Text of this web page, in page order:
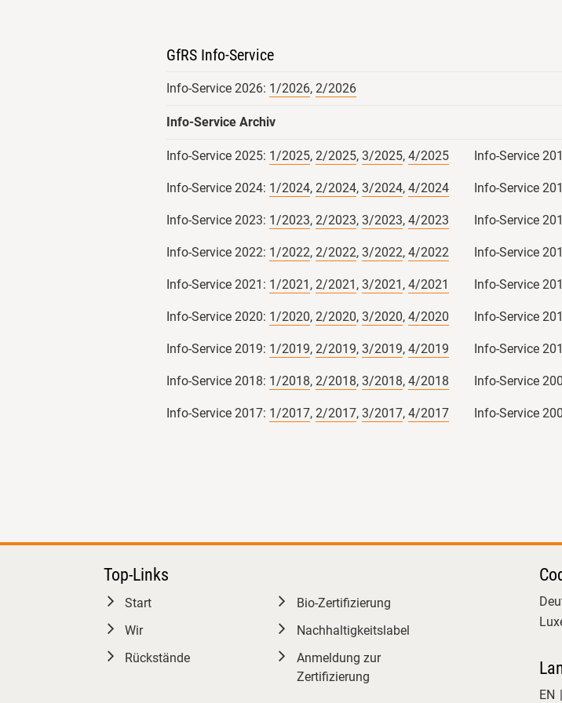
Startschuss für die sechste Auflage
des Basiskurses für Bio-Kontrolle! 🎓
🤝
Liebig-Universität Gießen die 23
Teilnehmerinnen und Teilnehmer
GfRS Info-Service
Info-Service 2026: 1/2026, 2/2026
Info-Service Archiv
Info-Service 2025: 1/2025, 2/2025,3/2025,4/2025
Info-Service 2024: 1/2024, 2/2024,3/2024,4/2024
Info-Service 2023: 1/2023, 2/2023,3/2023,4/2023
Info-Service 2022: 1/2022, 2/2022,3/2022,4/2022
Info-Service 2021: 1/2021 , 2/2021 ,3/2021 ,4/2021
Info-Service 2020: 1/2020, 2/2020,3/2020,4/2020
Info-Service 2019: 1/2019, 2/2019,3/2019,4/2019
Info-Service 2018: 1/2018, 2/2018,3/2018,4/2018
Info-Service 2017: 1/2017, 2/2017,3/2017,4/2017
Info-Service
Info-Service
Info-Service
Info-Service
Info-Service
Info-Service
Info-Service
Info-Service
Info-Service
Top-Links
Start
Wir
Rückstände
Bio-Zertifizierung
Nachhaltigkeitslabel
Anmeldung zur
Zertifizierung
EN